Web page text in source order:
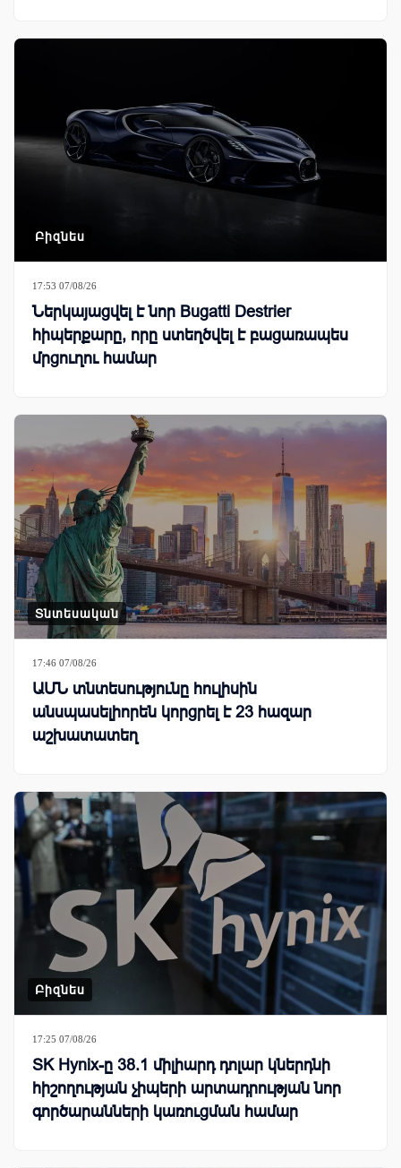
Բիզնես
17:53 07/08/26
Ներկայացվել է նոր Bugatti Destrier
հիպերքարը, որը ստեղծվել է բացառապես
մրցուղու համար
Տնտեսական
17:46 07/08/26
ԱՄՆ տնտեսությունը հուլիսին
անսպասելիորեն կորցրել է 23 հազար
աշխատատեղ
Բիզնես
17:25 07/08/26
SK Hynix-ը 38.1 միլիարդ դոլար կներդնի
հիշողության չիպերի արտադրության նոր
գործարանների կառուցման համար